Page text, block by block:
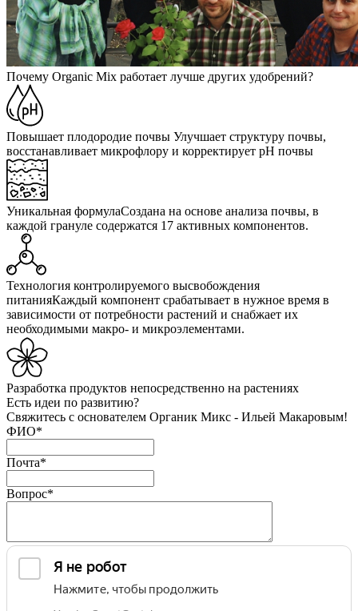
Почему Organic Mix работает лучше других удобрений?
Повышает плодородие почвы Улучшает структуру почвы,
восстанавливает микрофлору и корректирует pH почвы
Уникальная формулаСоздана на основе анализа почвы, в
каждой грануле содержатся 17 активных компонентов.
Технология контролируемого высвобождения
питанияКаждый компонент срабатывает в нужное время в
зависимости от потребности растений и снабжает их
необходимыми макро- и микроэлементами.
Разработка продуктов непосредственно на растениях
Есть идеи по развитию?
Свяжитесь с основателем Органик Микс - Ильей Макаровым!
ФИО*
Почта*
Вопрос*